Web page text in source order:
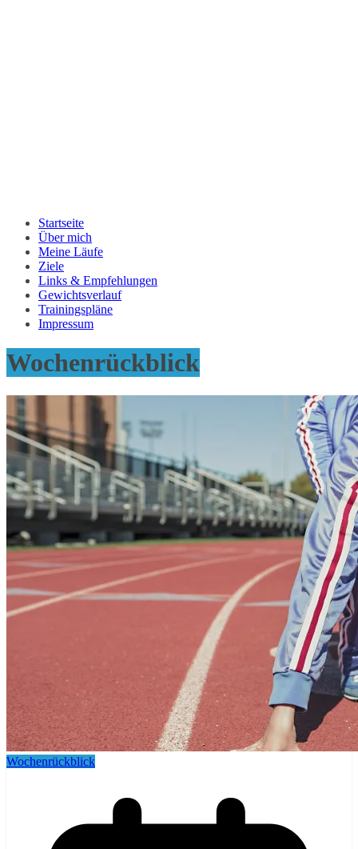
Startseite
Über mich
Meine Läufe
Ziele
Links & Empfehlungen
Gewichtsverlauf
Trainingspläne
Impressum
Wochenrückblick
Wochenrückblick